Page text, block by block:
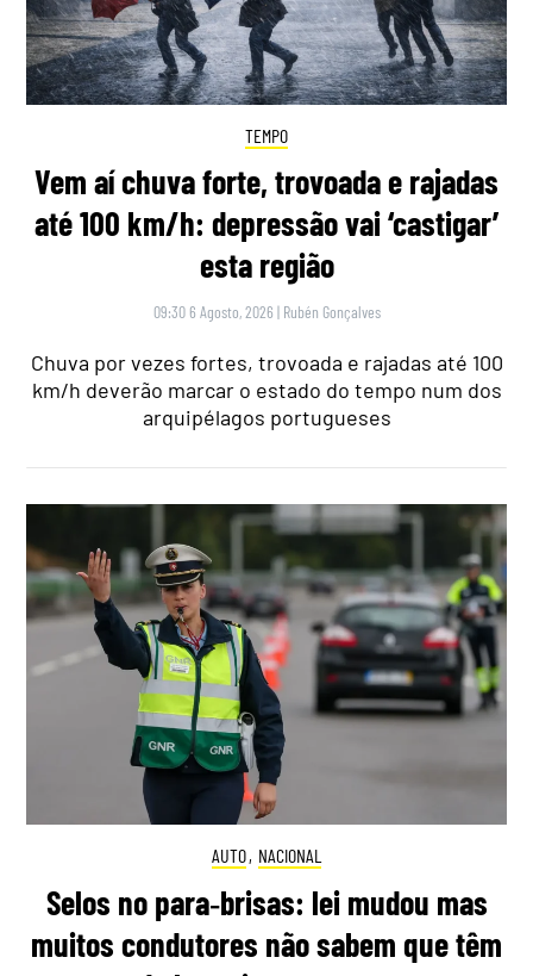
TEMPO
Vem aí chuva forte, trovoada e rajadas
até 100 km/h: depressão vai ‘castigar’
esta região
09:30 6 Agosto, 2026 | Rubén Gonçalves
Chuva por vezes fortes, trovoada e rajadas até 100
km/h deverão marcar o estado do tempo num dos
arquipélagos portugueses
AUTO, NACIONAL
Selos no para‑brisas: lei mudou mas
muitos condutores não sabem que têm